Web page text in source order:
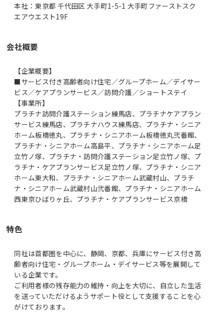
本社：東京都 千代田区 大手町1-5-1 大手町ファーストスク
エアウエスト19F
会社概要
【企業概要】
■サービス付き高齢者向け住宅／グループホーム／デイサー
ビス／ケアプランサービス／訪問介護／ショートステイ
【事業所】
プラチナ訪問介護ステーション練馬店、プラチナケアプラン
サービス練馬店、プラチナハウス練馬店、プラチナ・シニア
ホーム板橋徳丸、プラチナ・シニアホーム板橋徳丸弐番館、
プラチナ・シニアホーム高島平、プラチナ・シニアホーム足
立竹ノ塚、プラチナ・訪問介護ステーション足立竹ノ塚、プ
ラチナ・ケアプランサービス足立竹ノ塚、プラチナ・シニア
ホーム東大和、プラチナ・シニアホーム武蔵村山、プラチ
ナ・シニアホーム武蔵村山弐番館、プラチナ・シニアホーム
西東京ひばりヶ丘、プラチナ・ケアプランサービス京橋
特色
同社は首都圏を中心に、静岡、京都、兵庫にサービス付き高
齢者向け住宅・グループホーム・デイサービス等を展開して
いる企業です。
ご利用者様の残存能力の維持・向上を大切に、自立した生活
を送っていただけるようサポート役として支援することを心
がけております。